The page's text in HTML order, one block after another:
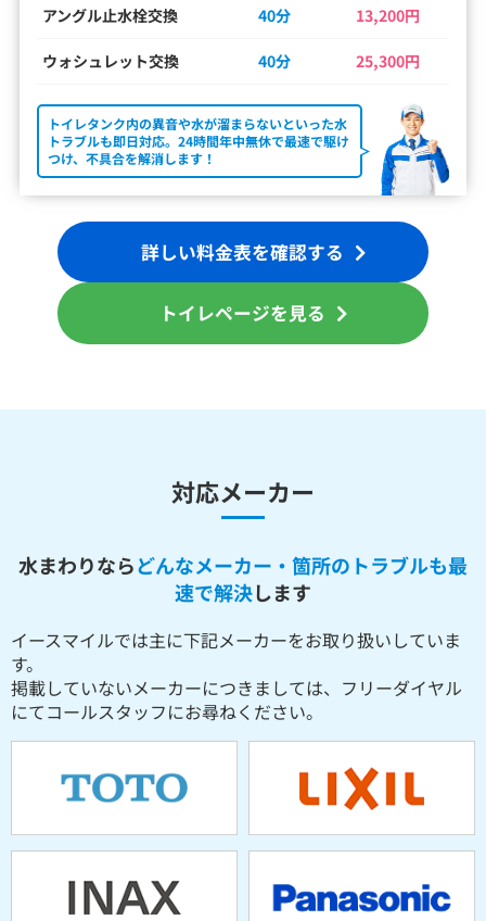
アングル止水栓交換 40分 13,200円
ウォシュレット交換 40分 25,300円
トイレタンク内の異音や水が溜まらないといった水
トラブルも即日対応。24時間年中無休で最速で駆け
つけ、不具合を解消します！
詳しい料金表を確認する
トイレページを見る
対応メーカー
水まわりならどんなメーカー・箇所のトラブルも最
速で解決します
イースマイルでは主に下記メーカーをお取り扱いしていま
す。
掲載していないメーカーにつきましては、フリーダイヤル
にてコールスタッフにお尋ねください。